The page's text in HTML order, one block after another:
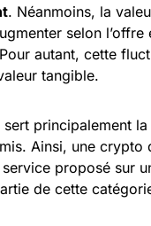
. Néanmoins, la
selon
autant, cette
tangible.
principalement
Ainsi, une crypto
service proposé sur
de cette